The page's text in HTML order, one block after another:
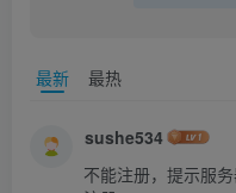
最新 最热
sushe534
不能注册，提示服